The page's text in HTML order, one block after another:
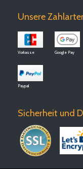
Unsere
Vorkasse Google Pay
Paypal
Sicherheit und